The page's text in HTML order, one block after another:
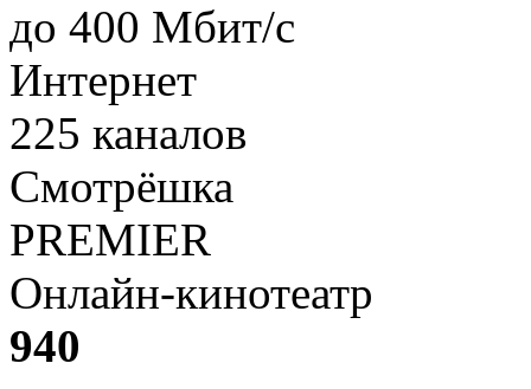
до 400 Мбит/с
Интернет
225 каналов
Смотрёшка
PREMIER
Онлайн-кинотеатр
940